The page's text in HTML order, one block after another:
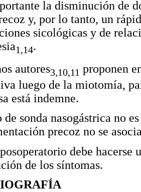
la disminución de
y, por lo tanto, un
sicológicas y de
1,14.
autores3,10,11 proponen
luego de la miotomía,
está indemne.
de sonda nasogástrica no
precoz no se
debe hacerse
de los síntomas.